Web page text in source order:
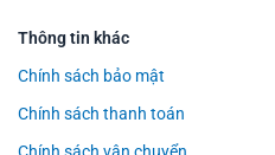
Thông tin khác
Chính sách bảo mật
Chính sách thanh toán
Chính sách vận chuyển